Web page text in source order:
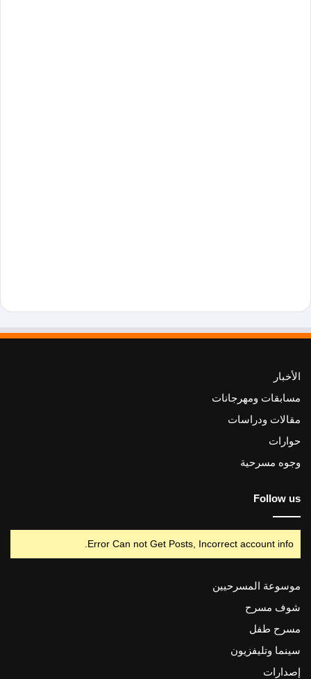
الأخبار
مسابقات ومهرجانات
مقالات ودراسات
حوارات
وجوه مسرحية
Follow us
Error Can not Get Posts, Incorrect account info.
موسوعة المسرحيين
شوف مسرح
مسرح طفل
سينما وتليفزيون
إصدارات